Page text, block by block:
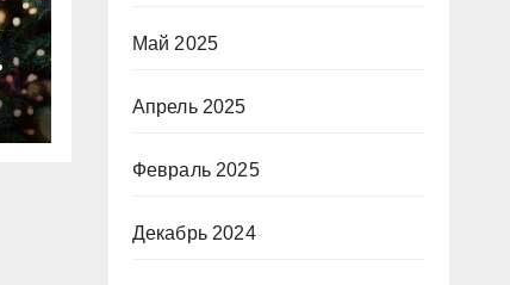
Май 2025
Апрель 2025
Февраль 2025
Декабрь 2024